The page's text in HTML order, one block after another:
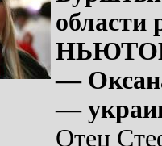
НЬЮТОН
—
—
Отец